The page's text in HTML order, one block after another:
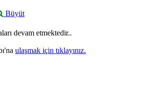
Büyüt
devam etmektedir..
ulaşmak için tıklayınız.